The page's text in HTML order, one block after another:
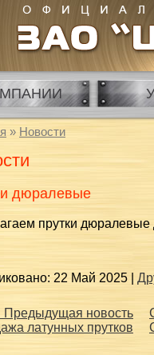
» Новости
дюралевые
прутки дюралевые
22 Май 2025 |
новость
латунных прутков